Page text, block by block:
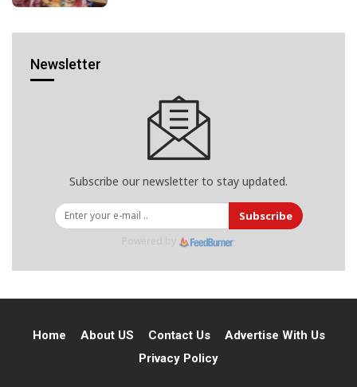
Newsletter
Subscribe our newsletter to stay updated.
Subscribe
Home About US Contact Us
Advertise With Us
Privacy Policy